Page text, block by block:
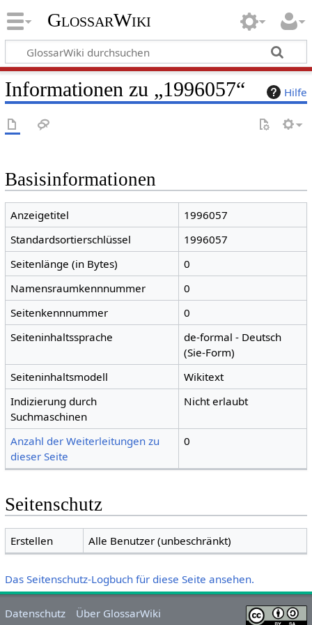
GlossarWiki
Hilfe
Informationen zu „1996057“
Basisinformationen
Anzeigetitel
1996057
Standardsortierschlüssel
1996057
Seitenlänge (in Bytes)
0
Namensraumkennnummer
0
Seitenkennnummer
0
Seiteninhaltssprache
de-formal - Deutsch
(Sie-Form)
Seiteninhaltsmodell
Wikitext
Indizierung durch
Suchmaschinen
Nicht erlaubt
Anzahl der Weiterleitungen zu
dieser Seite
0
Seitenschutz
Erstellen Alle Benutzer (unbeschränkt)
Das Seitenschutz-Logbuch für diese Seite ansehen.
Datenschutz
Über GlossarWiki